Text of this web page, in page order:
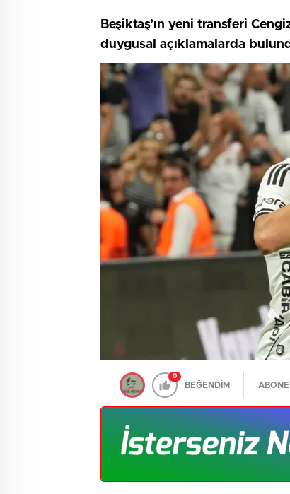
Beşiktaş’ın yeni transferi
duygusal açıklamalarda
0
BEĞENDİM